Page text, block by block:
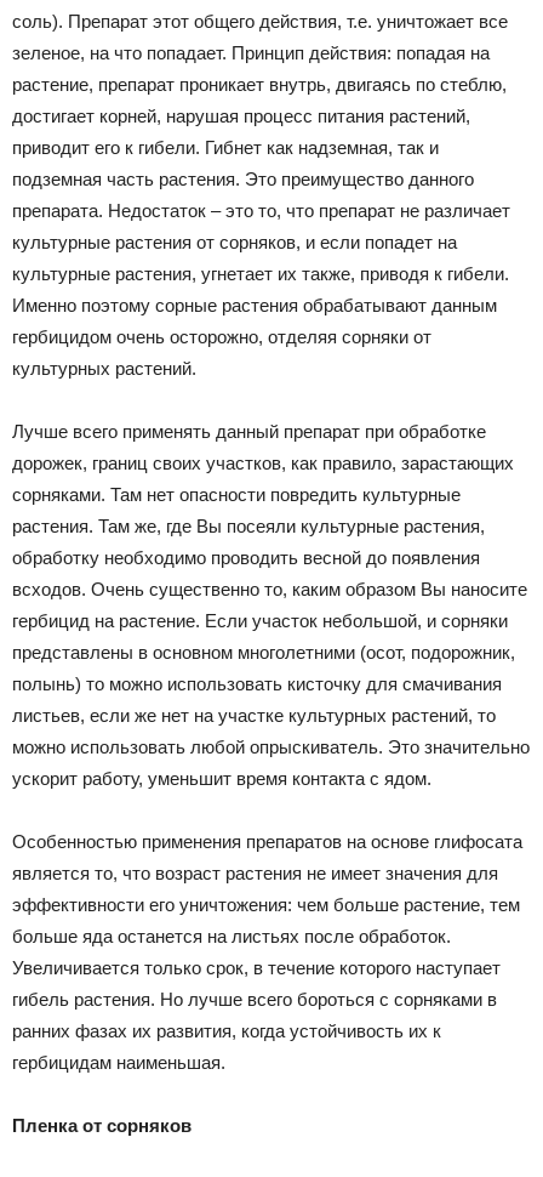
соль). Препарат этот общего действия, т.е. уничтожает все
зеленое, на что попадает. Принцип действия: попадая на
растение, препарат проникает внутрь, двигаясь по стеблю,
достигает корней, нарушая процесс питания растений,
приводит его к гибели. Гибнет как надземная, так и
подземная часть растения. Это преимущество данного
препарата. Недостаток – это то, что препарат не различает
культурные растения от сорняков, и если попадет на
культурные растения, угнетает их также, приводя к гибели.
Именно поэтому сорные растения обрабатывают данным
гербицидом очень осторожно, отделяя сорняки от
культурных растений.
Лучше всего применять данный препарат при обработке
дорожек, границ своих участков, как правило, зарастающих
сорняками. Там нет опасности повредить культурные
растения. Там же, где Вы посеяли культурные растения,
обработку необходимо проводить весной до появления
всходов. Очень существенно то, каким образом Вы наносите
гербицид на растение. Если участок небольшой, и сорняки
представлены в основном многолетними (осот, подорожник,
полынь) то можно использовать кисточку для смачивания
листьев, если же нет на участке культурных растений, то
можно использовать любой опрыскиватель. Это значительно
ускорит работу, уменьшит время контакта с ядом.
Особенностью применения препаратов на основе глифосата
является то, что возраст растения не имеет значения для
эффективности его уничтожения: чем больше растение, тем
больше яда останется на листьях после обработок.
Увеличивается только срок, в течение которого наступает
гибель растения. Но лучше всего бороться с сорняками в
ранних фазах их развития, когда устойчивость их к
гербицидам наименьшая.
Пленка от сорняков